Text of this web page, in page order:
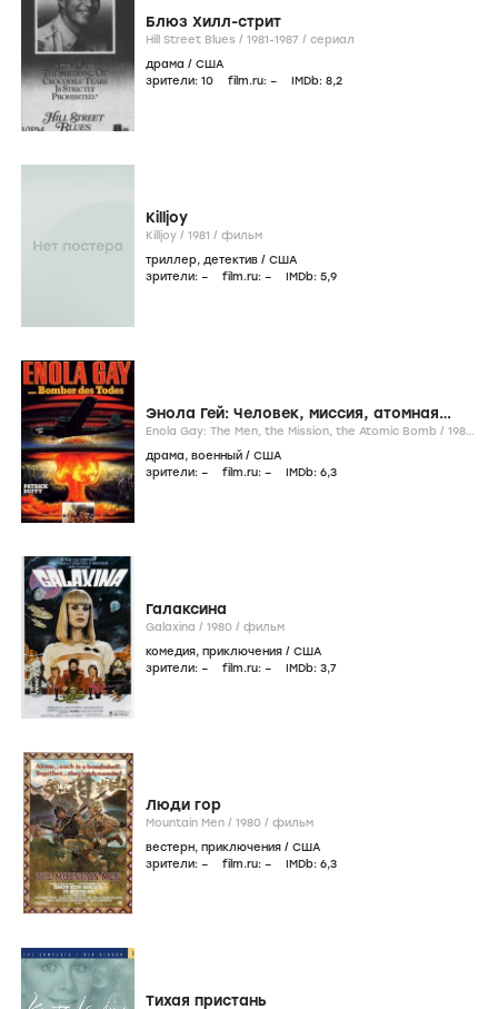
Блюз Хилл-стрит
Hill Street Blues / 1981-1987 / сериал
драма / США
зрители: 10 film.ru: – IMDb: 8,2
Killjoy
Killjoy / 1981 / фильм
триллер, детектив / США
зрители: – film.ru: – IMDb: 5,9
Энола Гей: Человек, миссия, атомная
бомба
Enola Gay: The Men, the Mission, the Atomic Bomb / 1980
драма, военный / США
зрители: – film.ru: – IMDb: 6,3
Галаксина
Galaxina / 1980 / фильм
комедия, приключения / США
зрители: – film.ru: – IMDb: 3,7
Люди гор
Mountain Men / 1980 / фильм
вестерн, приключения / США
зрители: – film.ru: – IMDb: 6,3
Тихая пристань